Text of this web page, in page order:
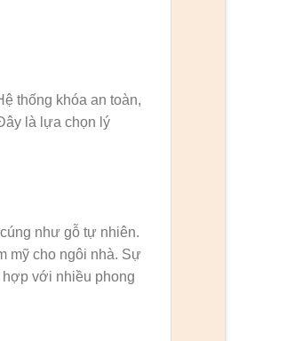
thống khóa an toàn,
là lựa chọn lý
như gỗ tự nhiên.
mỹ cho ngôi nhà. Sự
với nhiều phong